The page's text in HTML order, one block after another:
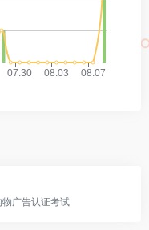
广告认证考试